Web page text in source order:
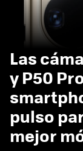
Las
y P50
pulso
mejor